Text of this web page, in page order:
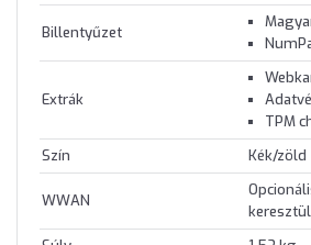
Billentyűzet
Extrák
TPM
Szín
Kék/zöld
WWAN
keresztül